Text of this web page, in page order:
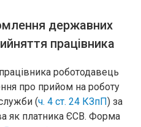
державних
працівника
роботодавець
про прийом на роботу
(ч. 4 ст. 24 КЗпП) за
як платника ЄСВ. Форма